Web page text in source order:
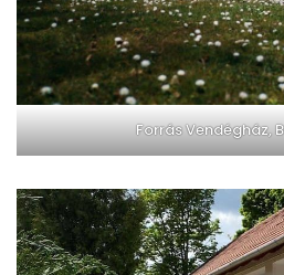
Forrás Vendégház,